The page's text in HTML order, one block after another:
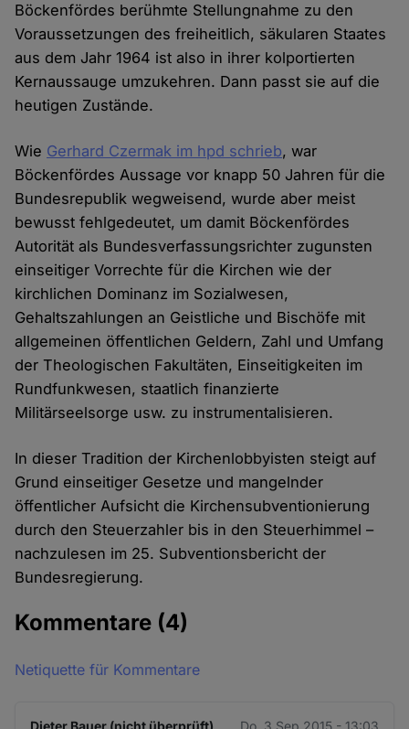
Böckenfördes berühmte Stellungnahme zu den
Voraussetzungen des freiheitlich, säkularen Staates
aus dem Jahr 1964 ist also in ihrer kolportierten
Kernaussauge umzukehren. Dann passt sie auf die
heutigen Zustände.
Wie Gerhard Czermak im hpd schrieb, war
Böckenfördes Aussage vor knapp 50 Jahren für die
Bundesrepublik wegweisend, wurde aber meist
bewusst fehlgedeutet, um damit Böckenfördes
Autorität als Bundesverfassungsrichter zugunsten
einseitiger Vorrechte für die Kirchen wie der
kirchlichen Dominanz im Sozialwesen,
Gehaltszahlungen an Geistliche und Bischöfe mit
allgemeinen öffentlichen Geldern, Zahl und Umfang
der Theologischen Fakultäten, Einseitigkeiten im
Rundfunkwesen, staatlich finanzierte
Militärseelsorge usw. zu instrumentalisieren.
In dieser Tradition der Kirchenlobbyisten steigt auf
Grund einseitiger Gesetze und mangelnder
öffentlicher Aufsicht die Kirchensubventionierung
durch den Steuerzahler bis in den Steuerhimmel –
nachzulesen im 25. Subventionsbericht der
Bundesregierung.
Kommentare (4)
Netiquette für Kommentare
Dieter Bauer (nicht überprüft) Do. 3 Sep 2015 - 13:03